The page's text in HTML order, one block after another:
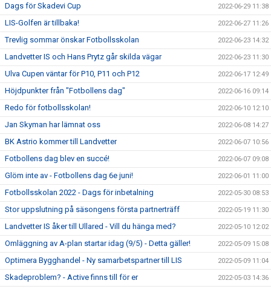
Dags för Skadevi Cup 2022-06-29 11:38
LIS-Golfen är tillbaka! 2022-06-27 11:26
Trevlig sommar önskar Fotbollsskolan 2022-06-23 14:32
Landvetter IS och Hans Prytz går skilda vägar 2022-06-23 11:30
Ulva Cupen väntar för P10, P11 och P12 2022-06-17 12:49
Höjdpunkter från "Fotbollens dag" 2022-06-16 09:14
Redo för fotbollsskolan! 2022-06-10 12:10
Jan Skyman har lämnat oss 2022-06-08 14:27
BK Astrio kommer till Landvetter 2022-06-07 10:56
Fotbollens dag blev en succé! 2022-06-07 09:08
Glöm inte av - Fotbollens dag 6e juni! 2022-06-01 11:00
Fotbollsskolan 2022 - Dags för inbetalning 2022-05-30 08:53
Stor uppslutning på säsongens första partnerträff 2022-05-19 11:30
Landvetter IS åker till Ullared - Vill du hänga med? 2022-05-10 12:02
Omläggning av A-plan startar idag (9/5) - Detta gäller! 2022-05-09 15:08
Optimera Bygghandel - Ny samarbetspartner till LIS 2022-05-09 11:04
Skadeproblem? - Active finns till för er 2022-05-03 14:36